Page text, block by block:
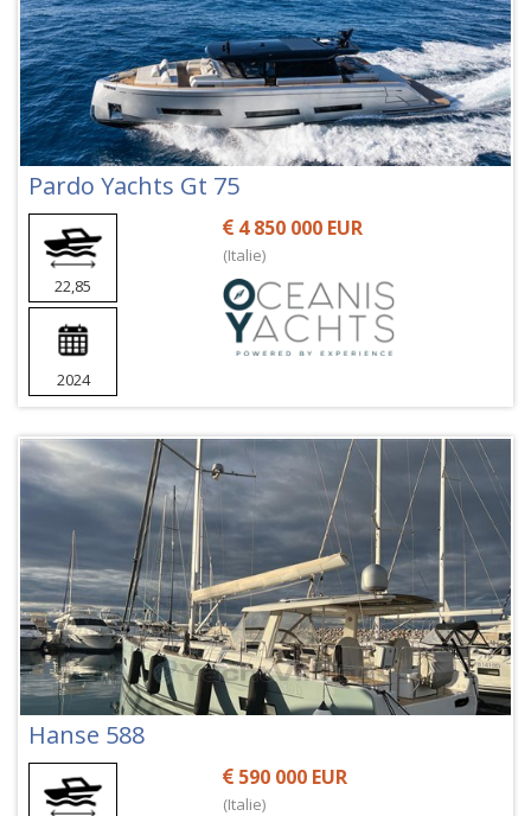
Pardo Yachts Gt 75
22,85
2024
4 850 000 EUR
(Italie)
Hanse 588
590 000 EUR
(Italie)